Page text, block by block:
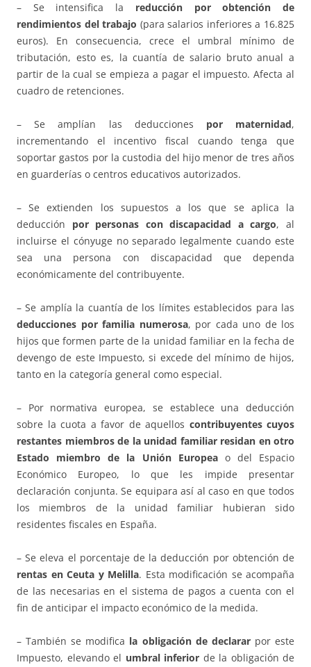
– Se intensifica la reducción por obtención de
rendimientos del trabajo (para salarios inferiores a 16.825
euros). En consecuencia, crece el umbral mínimo de
tributación, esto es, la cuantía de salario bruto anual a
partir de la cual se empieza a pagar el impuesto. Afecta al
cuadro de retenciones.
– Se amplían las deducciones por maternidad,
incrementando el incentivo fiscal cuando tenga que
soportar gastos por la custodia del hijo menor de tres años
en guarderías o centros educativos autorizados.
– Se extienden los supuestos a los que se aplica la
deducción por personas con discapacidad a cargo, al
incluirse el cónyuge no separado legalmente cuando este
sea una persona con discapacidad que dependa
económicamente del contribuyente.
– Se amplía la cuantía de los límites establecidos para las
deducciones por familia numerosa, por cada uno de los
hijos que formen parte de la unidad familiar en la fecha de
devengo de este Impuesto, si excede del mínimo de hijos,
tanto en la categoría general como especial.
– Por normativa europea, se establece una deducción
sobre la cuota a favor de aquellos contribuyentes cuyos
restantes miembros de la unidad familiar residan en otro
Estado miembro de la Unión Europeao del Espacio
Económico Europeo, lo que les impide presentar
declaración conjunta. Se equipara así al caso en que todos
los miembros de la unidad familiar hubieran sido
residentes fiscales en España.
– Se eleva el porcentaje de la deducción por obtención de
rentas en Ceuta y Melilla. Esta modificación se acompaña
de las necesarias en el sistema de pagos a cuenta con el
fin de anticipar el impacto económico de la medida.
– También se modifica la obligación de declararpor este
Impuesto, elevando el umbral inferior de la obligación de